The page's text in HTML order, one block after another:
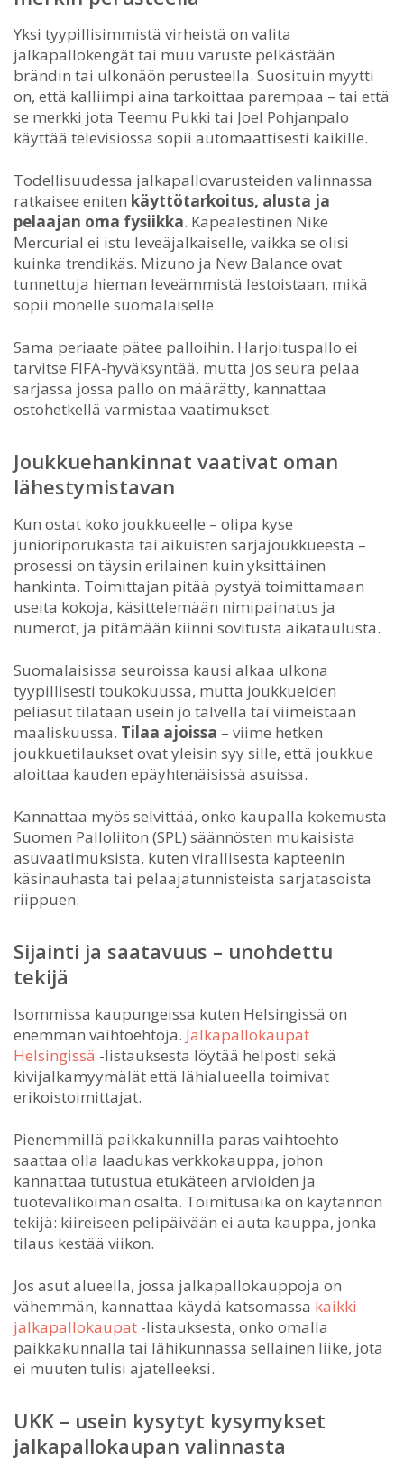
Yksi tyypillisimmistä virheistä on valita
jalkapallokengät tai muu varuste pelkästään
brändin tai ulkonäön perusteella. Suosituin myytti
on, että kalliimpi aina tarkoittaa parempaa – tai että
se merkki jota Teemu Pukki tai Joel Pohjanpalo
käyttää televisiossa sopii automaattisesti kaikille.
Todellisuudessa jalkapallovarusteiden valinnassa
ratkaisee eniten käyttötarkoitus, alusta ja
pelaajan oma fysiikka. Kapealestinen Nike
Mercurial ei istu leveäjalkaiselle, vaikka se olisi
kuinka trendikäs. Mizuno ja New Balance ovat
tunnettuja hieman leveämmistä lestoistaan, mikä
sopii monelle suomalaiselle.
Sama periaate pätee palloihin. Harjoituspallo ei
tarvitse FIFA-hyväksyntää, mutta jos seura pelaa
sarjassa jossa pallo on määrätty, kannattaa
ostohetkellä varmistaa vaatimukset.
Joukkuehankinnat vaativat oman
lähestymistavan
Kun ostat koko joukkueelle – olipa kyse
junioriporukasta tai aikuisten sarjajoukkueesta –
prosessi on täysin erilainen kuin yksittäinen
hankinta. Toimittajan pitää pystyä toimittamaan
useita kokoja, käsittelemään nimipainatus ja
numerot, ja pitämään kiinni sovitusta aikataulusta.
Suomalaisissa seuroissa kausi alkaa ulkona
tyypillisesti toukokuussa, mutta joukkueiden
peliasut tilataan usein jo talvella tai viimeistään
maaliskuussa. Tilaa ajoissa – viime hetken
joukkuetilaukset ovat yleisin syy sille, että joukkue
aloittaa kauden epäyhtenäisissä asuissa.
Kannattaa myös selvittää, onko kaupalla kokemusta
Suomen Palloliiton (SPL) säännösten mukaisista
asuvaatimuksista, kuten virallisesta kapteenin
käsinauhasta tai pelaajatunnisteista sarjatasoista
riippuen.
Sijainti ja saatavuus – unohdettu
tekijä
Isommissa kaupungeissa kuten Helsingissä on
enemmän vaihtoehtoja. Jalkapallokaupat
Helsingissä -listauksesta löytää helposti sekä
kivijalkamyymälät että lähialueella toimivat
erikoistoimittajat.
Pienemmillä paikkakunnilla paras vaihtoehto
saattaa olla laadukas verkkokauppa, johon
kannattaa tutustua etukäteen arvioiden ja
tuotevalikoiman osalta. Toimitusaika on käytännön
tekijä: kiireiseen pelipäivään ei auta kauppa, jonka
tilaus kestää viikon.
Jos asut alueella, jossa jalkapallokauppoja on
vähemmän, kannattaa käydä katsomassa kaikki
jalkapallokaupat -listauksesta, onko omalla
paikkakunnalla tai lähikunnassa sellainen liike, jota
ei muuten tulisi ajatelleeksi.
UKK – usein kysytyt kysymykset
jalkapallokaupan valinnasta